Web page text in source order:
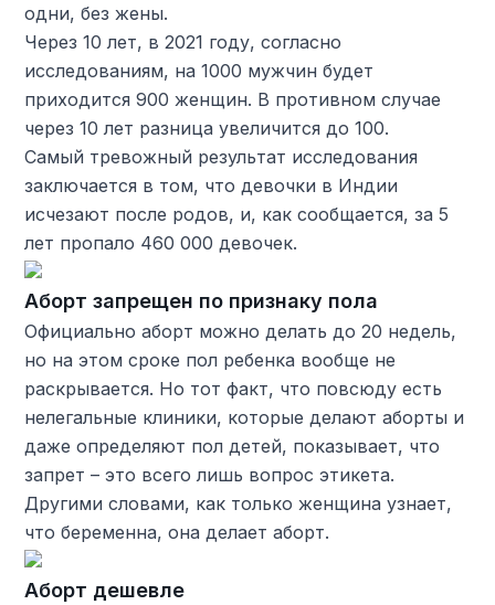
одни, без жены.
Через 10 лет, в 2021 году, согласно
исследованиям, на 1000 мужчин будет
приходится 900 женщин. В противном случае
через 10 лет разница увеличится до 100.
Самый тревожный результат исследования
заключается в том, что девочки в Индии
исчезают после родов, и, как сообщается, за 5
лет пропало 460 000 девочек.
Аборт запрещен по признаку пола
Официально аборт можно делать до 20 недель,
но на этом сроке пол ребенка вообще не
раскрывается. Но тот факт, что повсюду есть
нелегальные клиники, которые делают аборты и
даже определяют пол детей, показывает, что
запрет – это всего лишь вопрос этикета.
Другими словами, как только женщина узнает,
что беременна, она делает аборт.
Аборт дешевле